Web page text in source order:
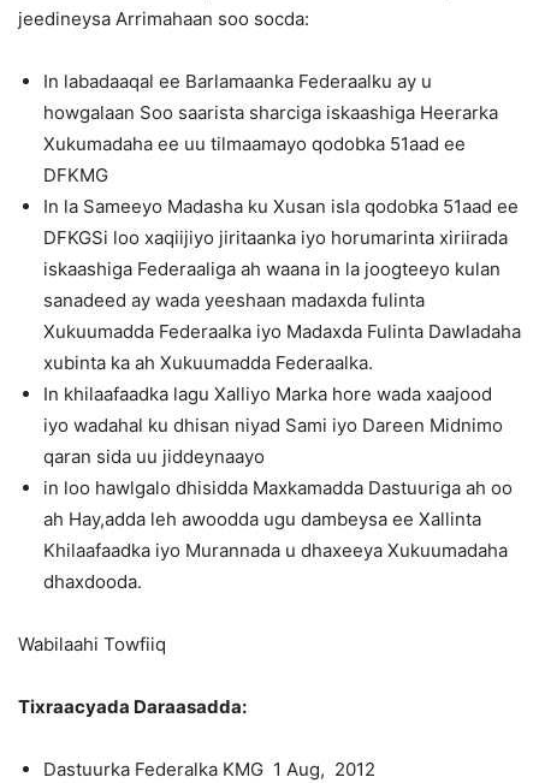
jeedineysa Arrimahaan soo socda:
In labadaaqal ee Barlamaanka Federaalku ay u
howgalaan Soo saarista sharciga iskaashiga Heerarka
Xukumadaha ee uu tilmaamayo qodobka 51aad ee
DFKMG
In la Sameeyo Madasha ku Xusan isla qodobka 51aad ee
DFKGSi loo xaqiijiyo jiritaanka iyo horumarinta xiriirada
iskaashiga Federaaliga ah waana in la joogteeyo kulan
sanadeed ay wada yeeshaan madaxda fulinta
Xukuumadda Federaalka iyo Madaxda Fulinta Dawladaha
xubinta ka ah Xukuumadda Federaalka.
In khilaafaadka lagu Xalliyo Marka hore wada xaajood
iyo wadahal ku dhisan niyad Sami iyo Dareen Midnimo
qaran sida uu jiddeynaayo
in loo hawlgalo dhisidda Maxkamadda Dastuuriga ah oo
ah Hay,adda leh awoodda ugu dambeysa ee Xallinta
Khilaafaadka iyo Murannada u dhaxeeya Xukuumadaha
dhaxdooda.
Wabilaahi Towfiiq
Tixraacyada Daraasadda:
Dastuurka Federalka KMG 1 Aug, 2012